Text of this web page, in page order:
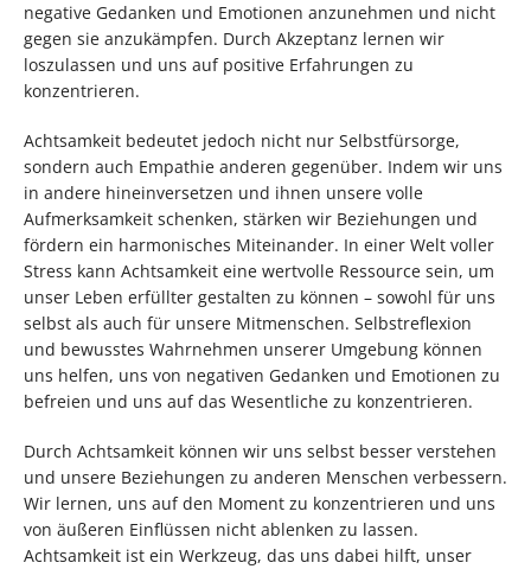
negative Gedanken und Emotionen anzunehmen und nicht
gegen sie anzukämpfen. Durch Akzeptanz lernen wir
loszulassen und uns auf positive Erfahrungen zu
konzentrieren.
Achtsamkeit bedeutet jedoch nicht nur Selbstfürsorge,
sondern auch Empathie anderen gegenüber. Indem wir uns
in andere hineinversetzen und ihnen unsere volle
Aufmerksamkeit schenken, stärken wir Beziehungen und
fördern ein harmonisches Miteinander. In einer Welt voller
Stress kann Achtsamkeit eine wertvolle Ressource sein, um
unser Leben erfüllter gestalten zu können – sowohl für uns
selbst als auch für unsere Mitmenschen. Selbstreflexion
und bewusstes Wahrnehmen unserer Umgebung können
uns helfen, uns von negativen Gedanken und Emotionen zu
befreien und uns auf das Wesentliche zu konzentrieren.
Durch Achtsamkeit können wir uns selbst besser verstehen
und unsere Beziehungen zu anderen Menschen verbessern.
Wir lernen, uns auf den Moment zu konzentrieren und uns
von äußeren Einflüssen nicht ablenken zu lassen.
Achtsamkeit ist ein Werkzeug, das uns dabei hilft, unser